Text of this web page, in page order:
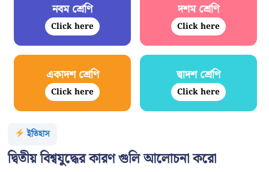
নবম শ্রেণি
Click here
দশম শ্রেণি
Click here
একাদশ শ্রেণি
Click here
দ্বাদশ শ্রেণি
Click here
ইতিহাস
দ্বিতীয় বিশ্বযুদ্ধের কারণ গুলি আলোচনা করো